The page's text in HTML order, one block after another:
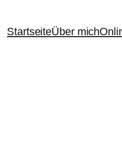
StartseiteÜber mich